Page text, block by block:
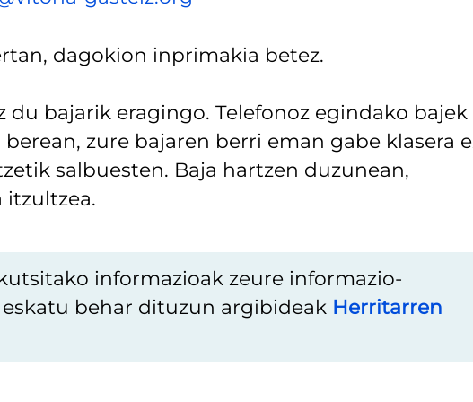
dagokion inprimakia betez.
du bajarik eragingo. Telefonoz egindako bajek
zure bajaren berri eman gabe klasera
salbuesten. Baja hartzen duzunean,
itzultzea.
informazioak zeure informazio-
behar dituzun argibideak Herritarren